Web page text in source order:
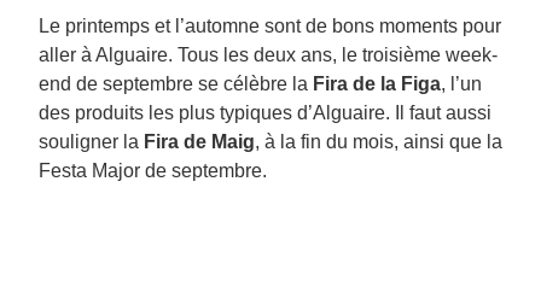
Le printemps et l’automne sont de bons moments pour
aller à Alguaire. Tous les deux ans, le troisième week-
end de septembre se célèbre la Fira de la Figa, l’un
des produits les plus typiques d’Alguaire. Il faut aussi
souligner la Fira de Maig, à la fin du mois, ainsi que la
Festa Major de septembre.